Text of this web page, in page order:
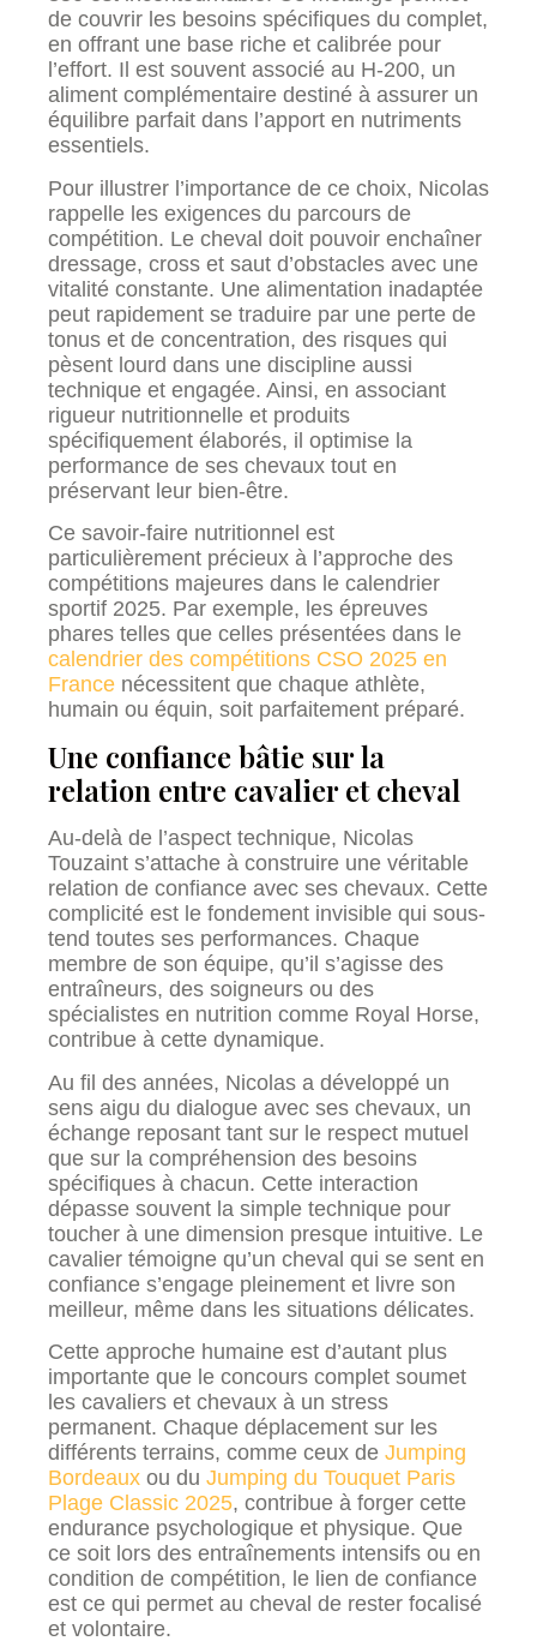
de couvrir les besoins spécifiques du complet,
en offrant une base riche et calibrée pour
l’effort. Il est souvent associé au H-200, un
aliment complémentaire destiné à assurer un
équilibre parfait dans l’apport en nutriments
essentiels.
Pour illustrer l’importance de ce choix, Nicolas
rappelle les exigences du parcours de
compétition. Le cheval doit pouvoir enchaîner
dressage, cross et saut d’obstacles avec une
vitalité constante. Une alimentation inadaptée
peut rapidement se traduire par une perte de
tonus et de concentration, des risques qui
pèsent lourd dans une discipline aussi
technique et engagée. Ainsi, en associant
rigueur nutritionnelle et produits
spécifiquement élaborés, il optimise la
performance de ses chevaux tout en
préservant leur bien-être.
Ce savoir-faire nutritionnel est
particulièrement précieux à l’approche des
compétitions majeures dans le calendrier
sportif 2025. Par exemple, les épreuves
phares telles que celles présentées dans le
calendrier des compétitions CSO 2025 en
France nécessitent que chaque athlète,
humain ou équin, soit parfaitement préparé.
Une confiance bâtie sur la
relation entre cavalier et cheval
Au-delà de l’aspect technique, Nicolas
Touzaint s’attache à construire une véritable
relation de confiance avec ses chevaux. Cette
complicité est le fondement invisible qui sous-
tend toutes ses performances. Chaque
membre de son équipe, qu’il s’agisse des
entraîneurs, des soigneurs ou des
spécialistes en nutrition comme Royal Horse,
contribue à cette dynamique.
Au fil des années, Nicolas a développé un
sens aigu du dialogue avec ses chevaux, un
échange reposant tant sur le respect mutuel
que sur la compréhension des besoins
spécifiques à chacun. Cette interaction
dépasse souvent la simple technique pour
toucher à une dimension presque intuitive. Le
cavalier témoigne qu’un cheval qui se sent en
confiance s’engage pleinement et livre son
meilleur, même dans les situations délicates.
Cette approche humaine est d’autant plus
importante que le concours complet soumet
les cavaliers et chevaux à un stress
permanent. Chaque déplacement sur les
différents terrains, comme ceux de Jumping
Bordeaux ou du Jumping du Touquet Paris
Plage Classic 2025, contribue à forger cette
endurance psychologique et physique. Que
ce soit lors des entraînements intensifs ou en
condition de compétition, le lien de confiance
est ce qui permet au cheval de rester focalisé
et volontaire.